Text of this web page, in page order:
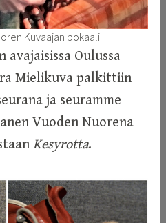
Kuvaajan pokaali
avajaisissa Oulussa
Mielikuva palkittiin
ja seuramme
Vuoden Nuorena
Kesyrotta.